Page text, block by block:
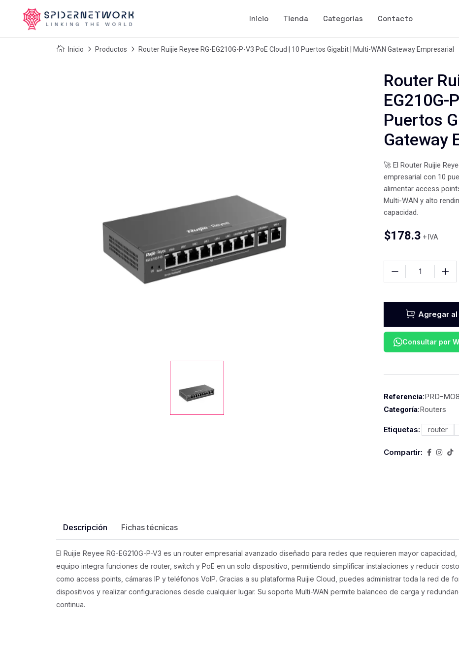
Inicio Tienda Categorías Contacto
Inicio Productos Router Ruijie Reyee RG-EG210G-P-V3 PoE Cloud | 10 Puertos Gigabit | Multi-WAN Gateway Empresarial
Router
EG210G-
Puertos
Gateway
🚀 El Router Ruijie
empresarial con 10
alimentar access
Multi-WAN y alto
capacidad.
$178.3 + IVA
Agregar
Consultar por
Referencia:PRD-
Categoría:Routers
Etiquetas: router
Compartir:
Descripción Fichas técnicas
El Ruijie Reyee RG-EG210G-P-V3 es un router empresarial avanzado diseñado para redes que requieren mayor
equipo integra funciones de router, switch y PoE en un solo dispositivo, permitiendo simplificar instalaciones y reducir
como access points, cámaras IP y teléfonos VoIP. Gracias a su plataforma Ruijie Cloud, puedes administrar toda la red de
dispositivos y realizar configuraciones desde cualquier lugar. Su soporte Multi-WAN permite balanceo de carga y
continua.